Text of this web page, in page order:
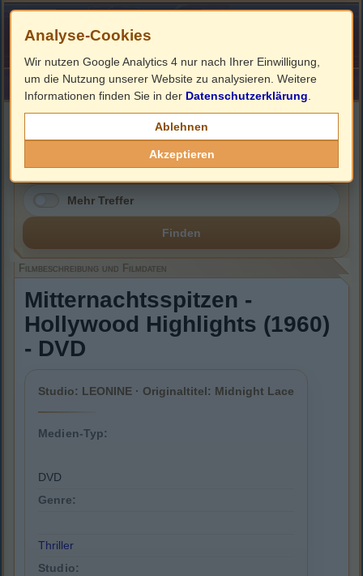
HOME ImpressumLinks
Filmbeschreibung, Cover & DVD Infos
Mehr Treffer
Finden
Filmbeschreibung und Filmdaten
Mitternachtsspitzen -
Hollywood Highlights (1960)
- DVD
Studio: LEONINE · Originaltitel: Midnight Lace
Medien-Typ:
DVD
Genre:
Thriller
Studio:
Analyse-Cookies
Wir nutzen Google Analytics 4 nur nach Ihrer Einwilligung,
um die Nutzung unserer Website zu analysieren. Weitere
Informationen finden Sie in der Datenschutzerklärung
Ablehnen
Akzeptieren